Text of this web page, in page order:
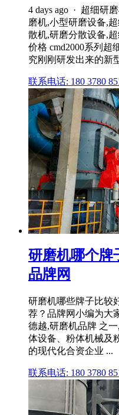
4 days ago · 超细研
磨机,小型研磨设备,
散机,研磨分散设备,
价格 cmd2000系列超
究刚刚研发出来的新
联系电话: 180 3780
研磨机哪个牌
品牌网
研磨机哪些牌子比较
荐？品牌网小编为大
德越,研磨机品牌 之
体设备、粉体机械及
的现代化合资企业 ...
联系电话: 180 3780